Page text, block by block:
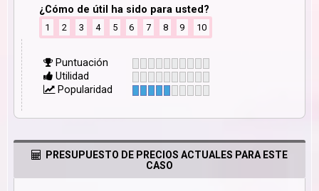
¿Cómo de útil ha sido para usted?
1 2 3 4 5 6 7 8 9 10
Puntuación
Utilidad
Popularidad
PRESUPUESTO DE PRECIOS ACTUALES PARA ESTE
CASO